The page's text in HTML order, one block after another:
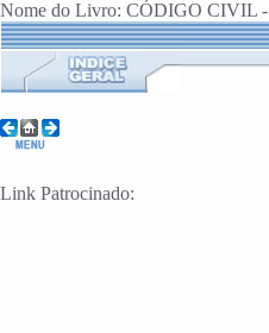
Nome do Livro: CÓDIGO CIVIL -
Link Patrocinado: